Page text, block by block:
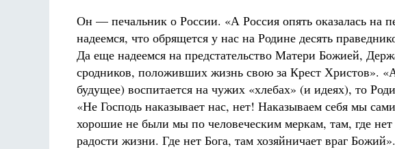
Он — печальник о России. «А Россия опять оказалась
надеемся, что обрящется у нас на Родине десять
Да еще надеемся на предстательство Матери Божией,
сродников, положивших жизнь свою за Крест Христов».
будущее) воспитается на чужих «хлебах» (и идеях), то
«Не Господь наказывает нас, нет! Наказываем себя мы
хорошие не были мы по человеческим меркам, там, где
радости жизни. Где нет Бога, там хозяйничает враг Божий».